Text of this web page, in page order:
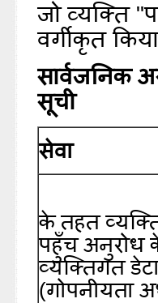
जो व्यक्ति
वर्गीकृत
सार्वजनिक
सूची
सेवा
के तहत
पहुँच अनुरोध
व्यक्तिगत डेटा
(गोपनीयता